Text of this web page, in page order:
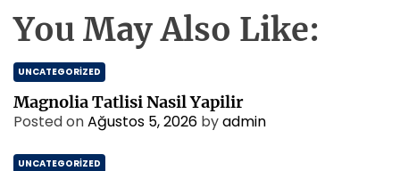
You May Also Like:
UNCATEGORIZED
Magnolia Tatlisi Nasil Yapilir
Posted onAğustos 5, 2026 byadmin
UNCATEGORIZED